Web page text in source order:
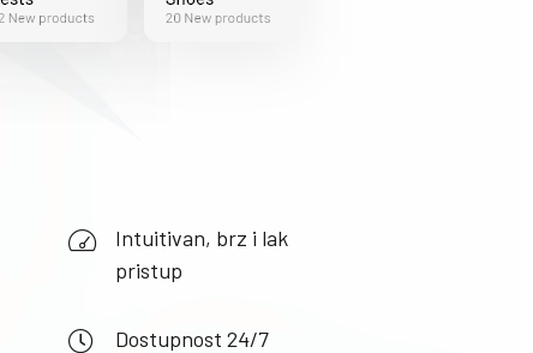
Intuitivan, brz i lak
pristup
Dostupnost 24/7